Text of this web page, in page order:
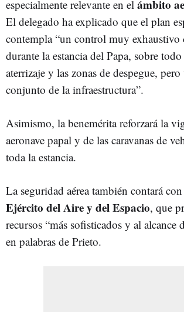
especialmente relevante en el ámbito
El delegado ha explicado que el plan
contempla “un control muy exhaustivo
durante la estancia del Papa, sobre
aterrizaje y las zonas de despegue,
conjunto de la infraestructura”.
Asimismo, la benemérita reforzará la
aeronave papal y de las caravanas de
toda la estancia.
La seguridad aérea también contará
Ejército del Aire y del Espacio, que
recursos “más sofisticados y al alcance
en palabras de Prieto.